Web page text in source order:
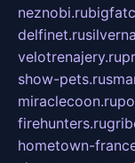
neznobi.ru
delfinet.ru
velotrenajery.ru
show-pets.ru
miraclecoon.ru
firehunters.ru
hometown-